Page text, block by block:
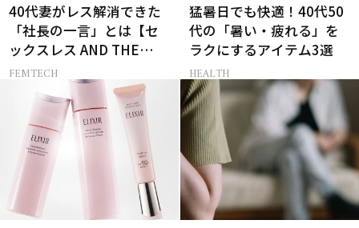
40代妻がレス解消できた
「社長の一言」とは【セ
ックスレス AND THE
CITY -女たちの告白-】
FEMTECH
猛暑日でも快適！40代50
代の「暑い・疲れる」を
ラクにするアイテム3選
HEALTH